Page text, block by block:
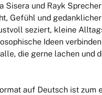
Sisera und Rayk
Gefühl und
seziert, kleine
Ideen
die gerne lachen und
auf Deutsch ist zum